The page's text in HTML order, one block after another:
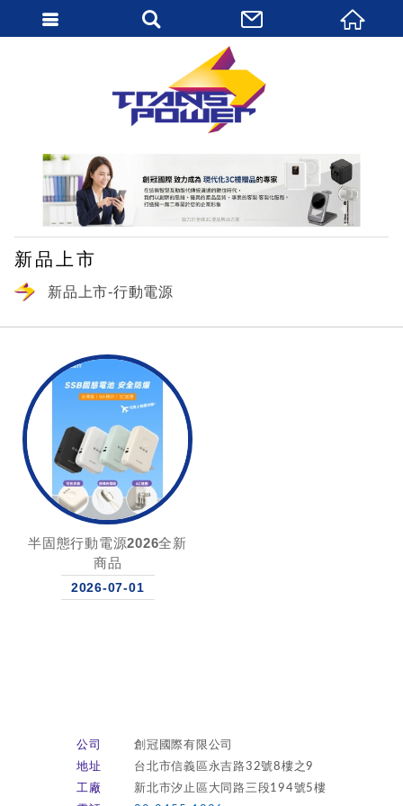
新品上市
新品上市-行動電源
半固態行動電源2026全新
商品
2026-07-01
公司
創冠國際有限公司
地址
台北市信義區永吉路32號8樓之9
工廠
新北市汐止區大同路三段194號5樓
繁體中文